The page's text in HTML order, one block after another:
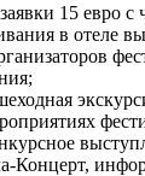
15 евро с
в отеле
Концерт,